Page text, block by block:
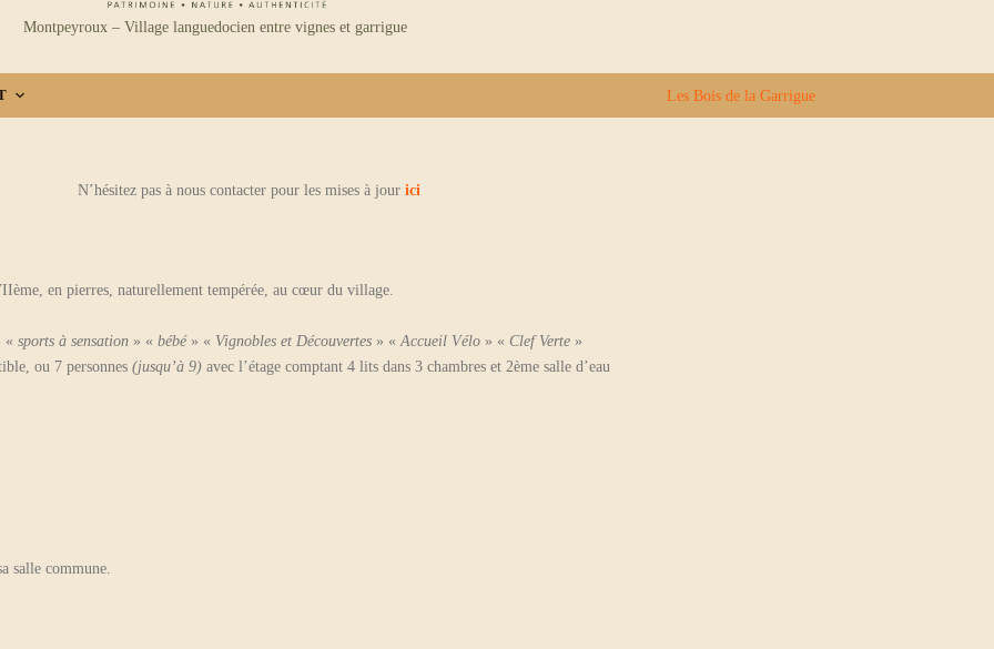
Montpeyroux – Village languedocien entre vignes et garrigue
Les Bois de la Garrigue
N’hésitez pas à nous contacter pour les mises à jour ici
en pierres, naturellement tempérée, au cœur du village.
« sports à sensation » « bébé» « Vignobles et Découvertes » «Accueil Vélo » « Clef Verte »
ou 7 personnes (jusqu’à 9) avec l’étage comptant 4 lits dans 3 chambres et 2ème salle d’eau
salle commune.